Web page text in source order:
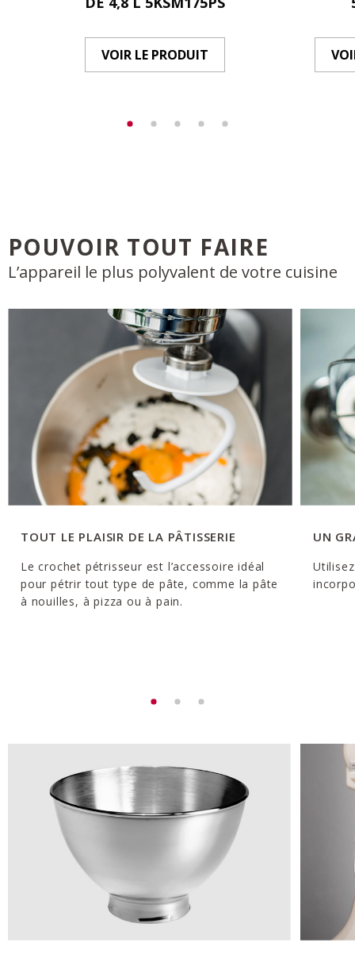
VOIR LE PRODUIT
POUVOIR TOUT FAIRE
L’appareil le plus polyvalent de votre cuisine
TOUT LE PLAISIR DE LA PÂTISSERIE
Le crochet pétrisseur est l’accessoire idéal
pour pétrir tout type de pâte, comme la pâte
à nouilles, à pizza ou à pain.
UN